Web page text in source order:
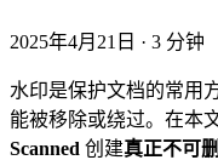
2025年4月21日 · 3 分钟
水印是保护文档的常用
能被移除或绕过。在本
Scanned 创建真正不可